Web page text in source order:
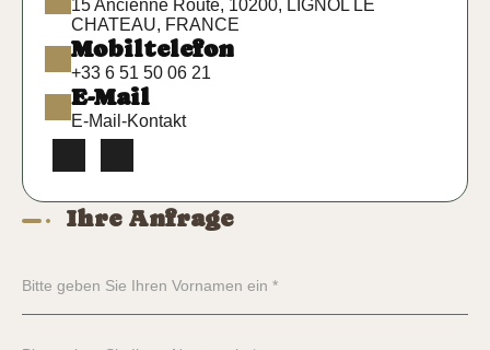
15 Ancienne Route, 10200, LIGNOL LE
CHATEAU, FRANCE
Mobiltelefon
+33 6 51 50 06 21
E-Mail
E-Mail-Kontakt
Ihre Anfrage